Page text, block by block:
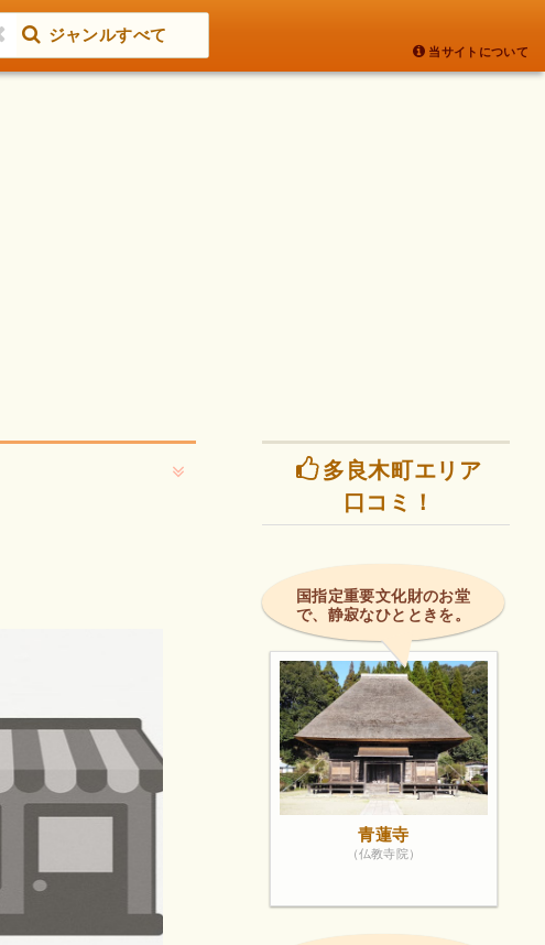
ジャンルすべて
当サイトについて
多良木町エリア
口コミ！
国指定重要文化財のお堂
で、静寂なひとときを。
青蓮寺
（仏教寺院）